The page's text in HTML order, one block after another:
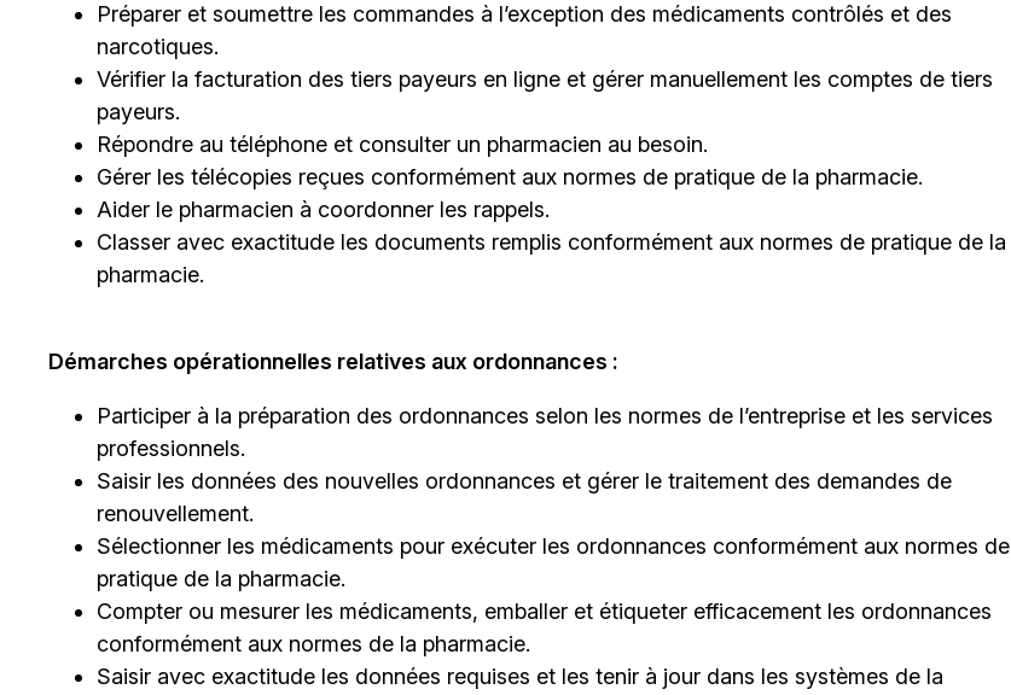
Préparer et soumettre les commandes à l’exception des médicaments contrôlés et des
narcotiques.
Vérifier la facturation des tiers payeurs en ligne et gérer manuellement les comptes de tiers
payeurs.
Répondre au téléphone et consulter un pharmacien au besoin.
Gérer les télécopies reçues conformément aux normes de pratique de la pharmacie.
Aider le pharmacien à coordonner les rappels.
Classer avec exactitude les documents remplis conformément aux normes de pratique de la
pharmacie.
Démarches opérationnelles relatives aux ordonnances :
Participer à la préparation des ordonnances selon les normes de l’entreprise et les services
professionnels.
Saisir les données des nouvelles ordonnances et gérer le traitement des demandes de
renouvellement.
Sélectionner les médicaments pour exécuter les ordonnances conformément aux normes de
pratique de la pharmacie.
Compter ou mesurer les médicaments, emballer et étiqueter efficacement les ordonnances
conformément aux normes de la pharmacie.
Saisir avec exactitude les données requises et les tenir à jour dans les systèmes de la